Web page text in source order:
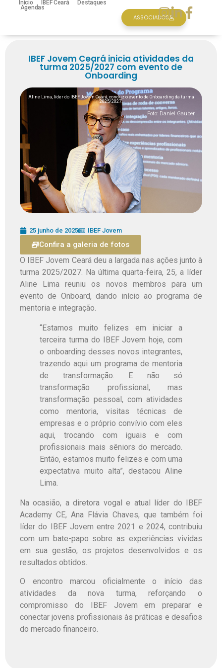
Inicio IBEF Ceará Destaques
Agendas
ASSOCIADOS
IBEF Jovem Ceará inicia atividades da
turma 2025/2027 com evento de
Onboarding
Aline Lima, líder do IBEF Jovem Ceará, conduz o evento de Onboarding da turma
2025/2027.
Foto: Daniel Gauber
25 junho de 2025 IBEF Jovem
Confira a galeria de fotos
O IBEF Jovem Ceará deu a largada nas ações junto à
turma 2025/2027. Na última quarta-feira, 25, a líder
Aline Lima reuniu os novos membros para um
evento de Onboard, dando início ao programa de
mentoria e integração.
“Estamos muito felizes em iniciar a
terceira turma do IBEF Jovem hoje, com
o onboarding desses novos integrantes,
trazendo aqui um programa de mentoria
de transformação. E não só
transformação profissional, mas
transformação pessoal, com atividades
como mentoria, visitas técnicas de
empresas e o próprio convívio com eles
aqui, trocando com iguais e com
profissionais mais sêniors do mercado.
Então, estamos muito felizes e com uma
expectativa muito alta”, destacou Aline
Lima.
Na ocasião, a diretora vogal e atual líder do IBEF
Academy CE, Ana Flávia Chaves, que também foi
líder do IBEF Jovem entre 2021 e 2024, contribuiu
com um bate-papo sobre as experiências vividas
em sua gestão, os projetos desenvolvidos e os
resultados obtidos.
O encontro marcou oficialmente o início das
atividades da nova turma, reforçando o
compromisso do IBEF Jovem em preparar e
conectar jovens profissionais às práticas e desafios
do mercado financeiro.